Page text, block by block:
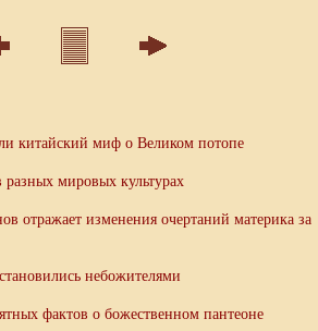
китайский миф о Великом потопе
разных мировых культурах
отражает изменения очертаний материка за
небожителями
фактов о божественном пантеоне